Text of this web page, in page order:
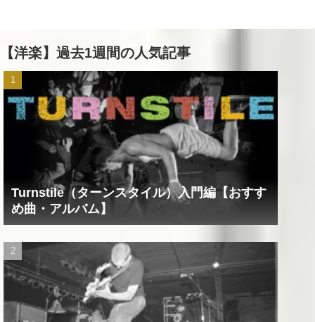
【洋楽】過去1週間の人気記事
Turnstile（ターンスタイル）入門編【おすす
め曲・アルバム】